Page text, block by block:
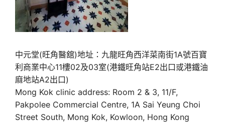
中元堂(旺角醫舘)地址：九龍旺角西洋菜南街1A號百寶
利商業中心11樓02及03室(港鐵旺角站E2出口或港鐵油
麻地站A2出口)
Mong Kok clinic address: Room 2 & 3, 11/F,
Pakpolee Commercial Centre, 1A Sai Yeung Choi
Street South, Mong Kok, Kowloon, Hong Kong